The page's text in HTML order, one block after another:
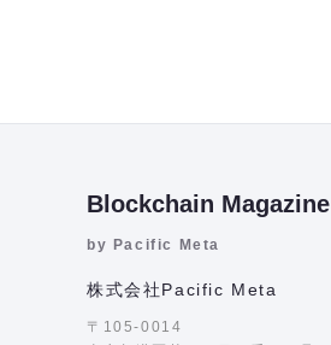
Blockchain Magazine
by Pacific Meta
株式会社Pacific Meta
〒105-0014